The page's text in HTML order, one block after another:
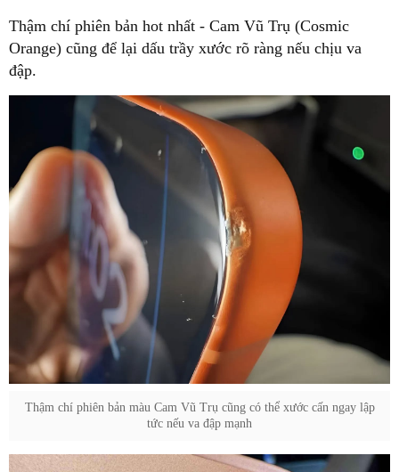
Thậm chí phiên bản hot nhất - Cam Vũ Trụ (Cosmic
Orange) cũng để lại dấu trầy xước rõ ràng nếu chịu va
đập.
Thậm chí phiên bản màu Cam Vũ Trụ cũng có thể xước cấn ngay lập
tức nếu va đập mạnh